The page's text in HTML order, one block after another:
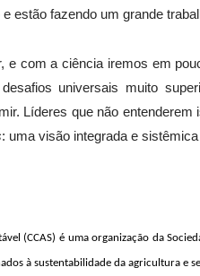
estão fazendo um grande
e com a ciência iremos em
universais muito
Líderes que não
: uma visão integrada e
(CCAS) é uma organização da
à sustentabilidade da agricultura e